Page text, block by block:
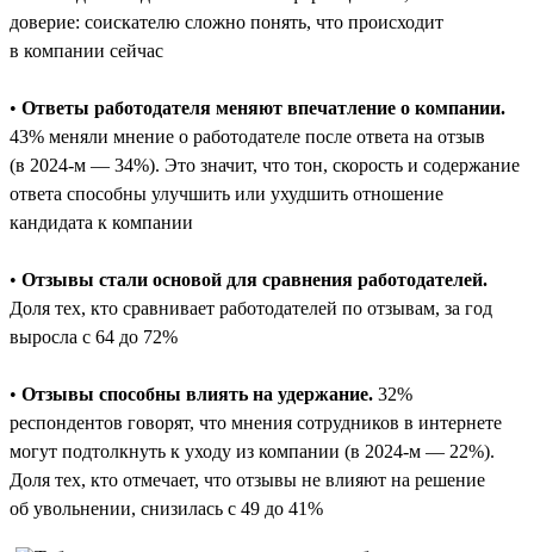
доверие: соискателю сложно понять, что происходит
в компании сейчас
• Ответы работодателя меняют впечатление о компании.
43% меняли мнение о работодателе после ответа на отзыв
(в 2024-м — 34%). Это значит, что тон, скорость и содержание
ответа способны улучшить или ухудшить отношение
кандидата к компании
• Отзывы стали основой для сравнения работодателей.
Доля тех, кто сравнивает работодателей по отзывам, за год
выросла с 64 до 72%
• Отзывы способны влиять на удержание. 32%
респондентов говорят, что мнения сотрудников в интернете
могут подтолкнуть к уходу из компании (в 2024-м — 22%).
Доля тех, кто отмечает, что отзывы не влияют на решение
об увольнении, снизилась с 49 до 41%